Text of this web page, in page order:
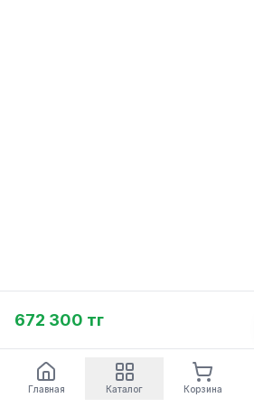
672 300 тг
Главная Каталог Корзина